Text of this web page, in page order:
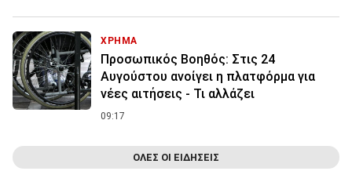
ΧΡΗΜΑ
Προσωπικός Βοηθός: Στις 24
Αυγούστου ανοίγει η πλατφόρμα για
νέες αιτήσεις - Τι αλλάζει
09:17
ΟΛΕΣ ΟΙ ΕΙΔΗΣΕΙΣ